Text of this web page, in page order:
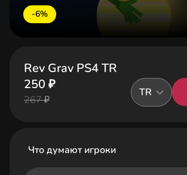
-6%
Rev Grav PS4 TR
250 ₽
267 ₽
TR
Что думают игроки